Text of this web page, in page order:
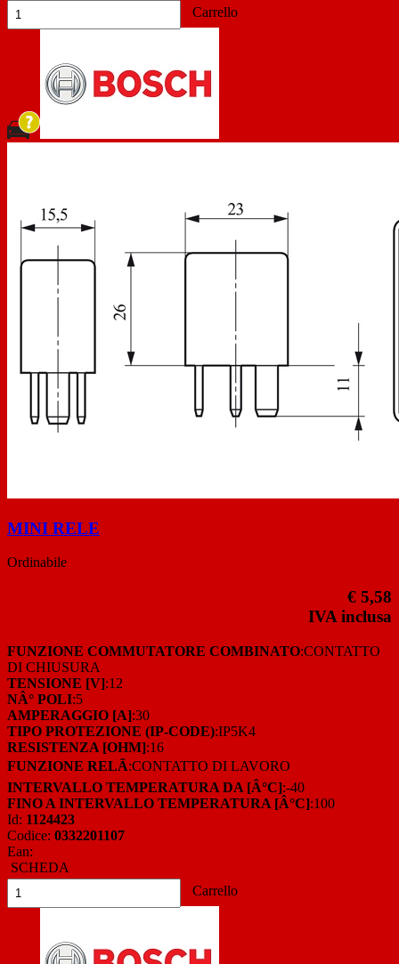
Carrello
MINI RELE
Ordinabile
€ 5,58
IVA inclusa
FUNZIONE COMMUTATORE COMBINATO:CONTATTO
DI CHIUSURA
TENSIONE [V]:12
NÂ° POLI:5
AMPERAGGIO [A]:30
TIPO PROTEZIONE (IP-CODE):IP5K4
RESISTENZA [OHM]:16
FUNZIONE RELÃ:CONTATTO DI LAVORO
INTERVALLO TEMPERATURA DA [Â°C]:-40
FINO A INTERVALLO TEMPERATURA [Â°C]:100
Id: 1124423
Codice: 0332201107
Ean:
SCHEDA
Carrello